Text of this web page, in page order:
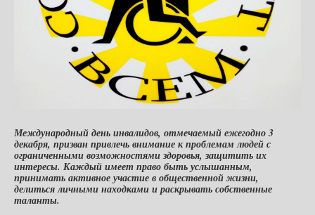
Международный день инвалидов, отмечаемый ежегодно 3
декабря, призван привлечь внимание к проблемам людей с
ограниченными возможностями здоровья, защитить их
интересы. Каждый имеет право быть услышанным,
принимать активное участие в общественной жизни,
делиться личными находками и раскрывать собственные
таланты.